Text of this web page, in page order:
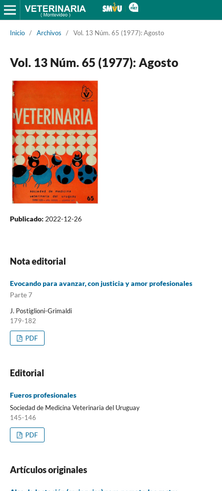
Inicio / Archivos / Vol. 13 Núm. 65 (1977): Agosto
Vol. 13 Núm. 65 (1977): Agosto
Publicado: 2022-12-26
Nota editorial
Evocando para avanzar, con justicia y amor profesionales
Parte 7
J. Postiglioni-Grimaldi
179-182
PDF
Editorial
Fueros profesionales
Sociedad de Medicina Veterinaria del Uruguay
145-146
PDF
Artículos originales